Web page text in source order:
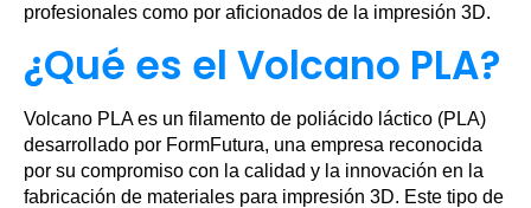
profesionales como por aficionados de la impresión 3D.
¿Qué es el Volcano PLA?
Volcano PLA es un filamento de poliácido láctico (PLA)
desarrollado por FormFutura, una empresa reconocida
por su compromiso con la calidad y la innovación en la
fabricación de materiales para impresión 3D. Este tipo de